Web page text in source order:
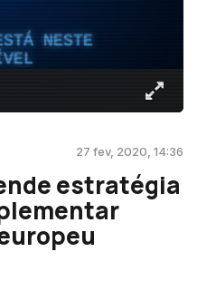
NESTE
27 fev, 2020, 14:36
estratégia